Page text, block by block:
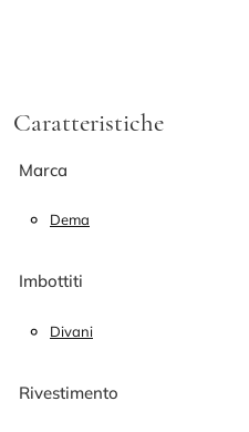
Caratteristiche
Marca
Dema
Imbottiti
Divani
Rivestimento